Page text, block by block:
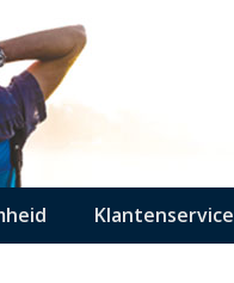
Klantenservice